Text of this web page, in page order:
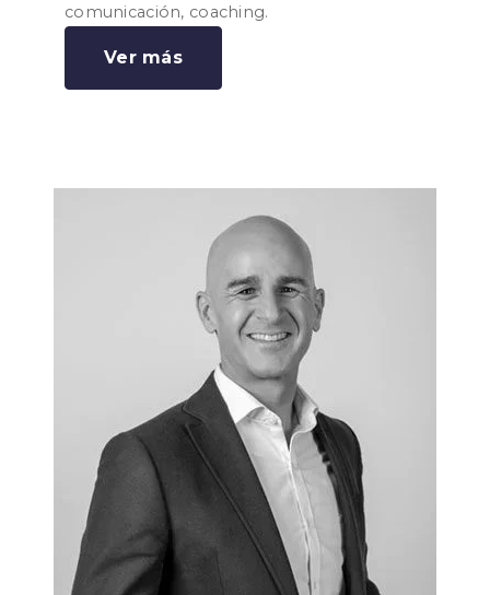
comunicación, coaching.
Ver más